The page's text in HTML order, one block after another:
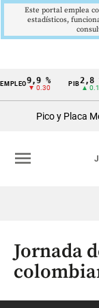
Cintillo
Colombia
9,9 %
▼ 0.30
PIB 2,8 %
▲ 0.10
Pico y Placa
menu
Jornada
Este portal emplea
estadísticos,